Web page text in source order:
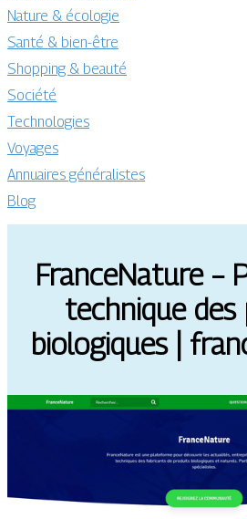
Nature & écologie
Santé & bien-être
Shopping & beauté
Société
Technologies
Voyages
Annuaires généralistes
Blog
FranceNature –
technique des
biologiques |